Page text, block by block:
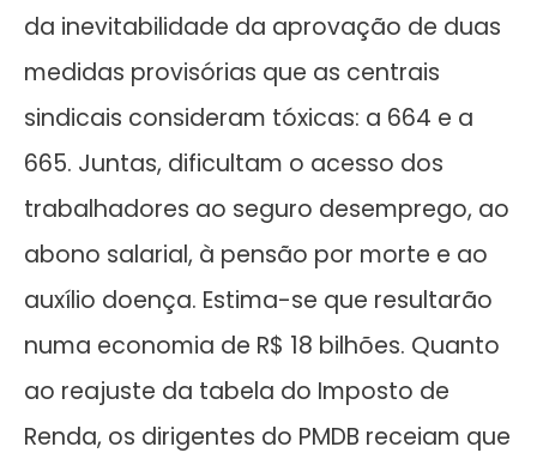
da inevitabilidade da aprovação de duas
medidas provisórias que as centrais
sindicais consideram tóxicas: a 664 e a
665. Juntas, dificultam o acesso dos
trabalhadores ao seguro desemprego, ao
abono salarial, à pensão por morte e ao
auxílio doença. Estima-se que resultarão
numa economia de R$ 18 bilhões. Quanto
ao reajuste da tabela do Imposto de
Renda, os dirigentes do PMDB receiam que